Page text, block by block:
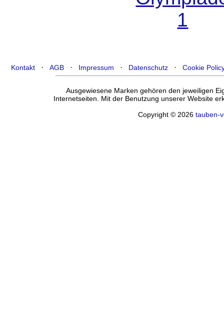
Kontakt ·AGB · Impressum · Datenschutz ·Cookie
Ausgewiesene Marken gehören den jeweiligen
Internetseiten. Mit der Benutzung unserer Website
Copyright © 2026tauben-